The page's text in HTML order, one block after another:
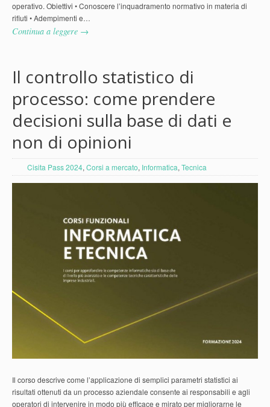
operativo. Obiettivi • Conoscere l’inquadramento normativo in materia di
rifiuti • Adempimenti e…
Continua a leggere →
Il controllo statistico di
processo: come prendere
decisioni sulla base di dati e
non di opinioni
Cisita Pass 2024, Corsi a mercato, Informatica, Tecnica
Il corso descrive come l’applicazione di semplici parametri statistici ai
risultati ottenuti da un processo aziendale consente ai responsabili e agli
operatori di intervenire in modo più efficace e mirato per migliorarne le